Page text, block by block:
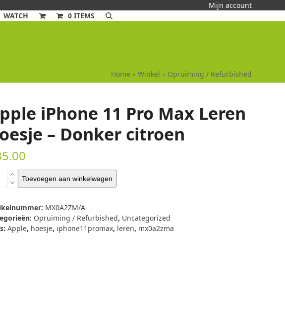
Mijn account
WATCH 0 ITEMS
Home » Winkel » Opruiming / Refurbished
iPhone 11 Pro Max Leren
– Donker citroen
Toevoegen aan winkelwagen
MX0A2ZM/A
Opruiming / Refurbished, Uncategorized
Apple, hoesje, iphone11promax, leren, mx0a2zma